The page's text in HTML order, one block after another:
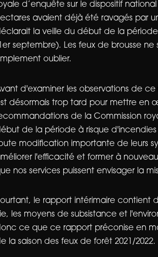
d’enquête sur le dispositif
avaient déjà été ravagés par
la veille du début de la
septembre). Les feux de brousse
oublier.
d'examiner les observations de
désormais trop tard pour mettre en
de la Commission
de la période à risque
modification importante de leurs
l'efficacité et former à
nos services puissent envisager la
le rapport intérimaire contient
les moyens de subsistance et
ce que ce rapport préconise en
la saison des feux de forêt 2021/2022.